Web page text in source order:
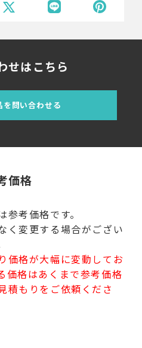
せはこちら
を問い合わせる
価格
考価格です。
く変更する場合がござい
価格が大幅に変動してお
価格はあくまで参考価格
積もりをご依頼くださ